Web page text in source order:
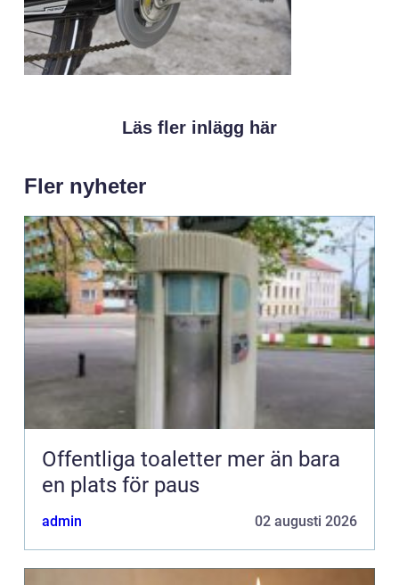
Läs fler inlägg här
Fler nyheter
Offentliga toaletter mer än bara
en plats för paus
admin 02 augusti 2026